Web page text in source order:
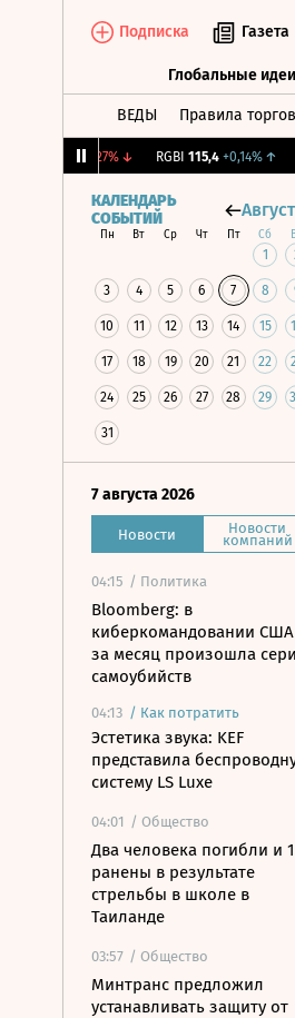
Подписка Газета
Глобальные идеи
ВЕДЫ Правила
-1,27%↓ RGBI 115,4 +0,14%↑
КАЛЕНДАРЬ
СОБЫТИЙ
Август
Пн Вт Ср Чт Пт Сб
1
3 4 5 6 7 8
10 11 12 13 14 15
17 18 19 20 21 22
24 25 26 27 28 29
31
7 августа 2026
Новости Новости
компаний
04:15 / Политика
Bloomberg: в
киберкомандовании США
за месяц произошла
самоубийств
04:13 / Как потратить
Эстетика звука: KEF
представила
систему LS Luxe
04:01 / Общество
Два человека погибли и
ранены в результате
стрельбы в школе в
Таиланде
03:57 / Общество
Минтранс предложил
устанавливать защиту от